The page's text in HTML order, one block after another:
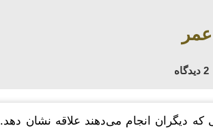
2 دیدگاه
دیگران انجام می‌دهند علاقه نشان دهد.